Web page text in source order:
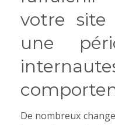
votre
une
De nombreux